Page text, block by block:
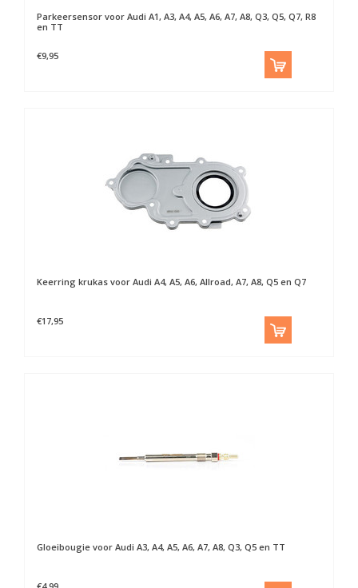
Parkeersensor voor Audi A1, A3, A4, A5, A6, A7, A8, Q3, Q5, Q7, R8
en TT
€9,95
Keerring krukas voor Audi A4, A5, A6, Allroad, A7, A8, Q5 en Q7
€17,95
Gloeibougie voor Audi A3, A4, A5, A6, A7, A8, Q3, Q5 en TT